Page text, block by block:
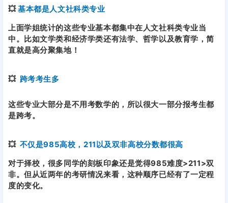
💥基本都是人文社科类专业
上面学姐统计的这些专业基本都集中在人文社科类专业当
中。比如文学类和经济学类还有法学、哲学以及教育学，简
直就是高分聚集地！
💥 跨考考生多
这些专业大部分是不用考数学的，所以很大一部分报考生都
是跨考。
💥 不仅是985高校，211以及双非高校分数都很高
对于择校，很多同学的刻板印象还是觉得985难度>211>双
非。但从近两年的考研情况来看，这种顺序已经有了一定程
度的变化。